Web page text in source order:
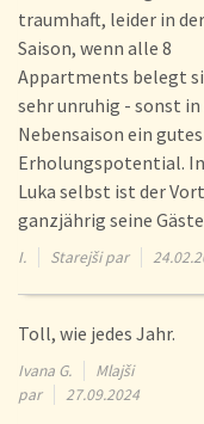
traumhaft, leider in der
Saison, wenn alle 8
Appartments belegt
sehr unruhig - sonst in
Nebensaison ein gutes
Erholungspotential.
Luka selbst ist der
ganzjährig seine
I. Starejši par
Toll, wie jedes Jahr.
Ivana G.
Mlajši
par
27.09.2024